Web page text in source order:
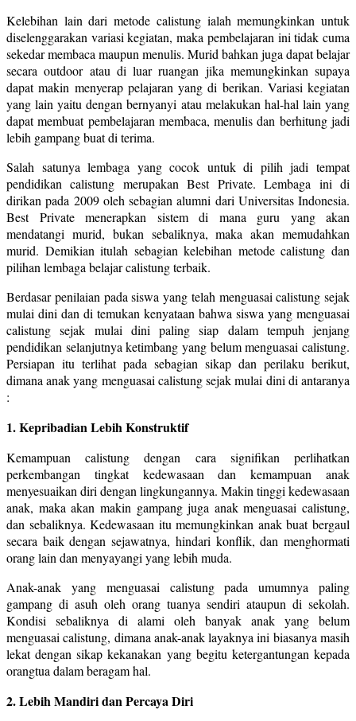
Kelebihan lain dari metode calistung ialah memungkinkan untuk
diselenggarakan variasi kegiatan, maka pembelajaran ini tidak cuma
sekedar membaca maupun menulis. Murid bahkan juga dapat belajar
secara outdoor atau di luar ruangan jika memungkinkan supaya
dapat makin menyerap pelajaran yang di berikan. Variasi kegiatan
yang lain yaitu dengan bernyanyi atau melakukan hal-hal lain yang
dapat membuat pembelajaran membaca, menulis dan berhitung jadi
lebih gampang buat di terima.
Salah satunya lembaga yang cocok untuk di pilih jadi tempat
pendidikan calistung merupakan Best Private. Lembaga ini di
dirikan pada 2009 oleh sebagian alumni dari Universitas Indonesia.
Best Private menerapkan sistem di mana guru yang akan
mendatangi murid, bukan sebaliknya, maka akan memudahkan
murid. Demikian itulah sebagian kelebihan metode calistung dan
pilihan lembaga belajar calistung terbaik.
Berdasar penilaian pada siswa yang telah menguasai calistung sejak
mulai dini dan di temukan kenyataan bahwa siswa yang menguasai
calistung sejak mulai dini paling siap dalam tempuh jenjang
pendidikan selanjutnya ketimbang yang belum menguasai calistung.
Persiapan itu terlihat pada sebagian sikap dan perilaku berikut,
dimana anak yang menguasai calistung sejak mulai dini di antaranya
:
1. Kepribadian Lebih Konstruktif
Kemampuan calistung dengan cara signifikan perlihatkan
perkembangan tingkat kedewasaan dan kemampuan anak
menyesuaikan diri dengan lingkungannya. Makin tinggi kedewasaan
anak, maka akan makin gampang juga anak menguasai calistung,
dan sebaliknya. Kedewasaan itu memungkinkan anak buat bergaul
secara baik dengan sejawatnya, hindari konflik, dan menghormati
orang lain dan menyayangi yang lebih muda.
Anak-anak yang menguasai calistung pada umumnya paling
gampang di asuh oleh orang tuanya sendiri ataupun di sekolah.
Kondisi sebaliknya di alami oleh banyak anak yang belum
menguasai calistung, dimana anak-anak layaknya ini biasanya masih
lekat dengan sikap kekanakan yang begitu ketergantungan kepada
orangtua dalam beragam hal.
2. Lebih Mandiri dan Percaya Diri